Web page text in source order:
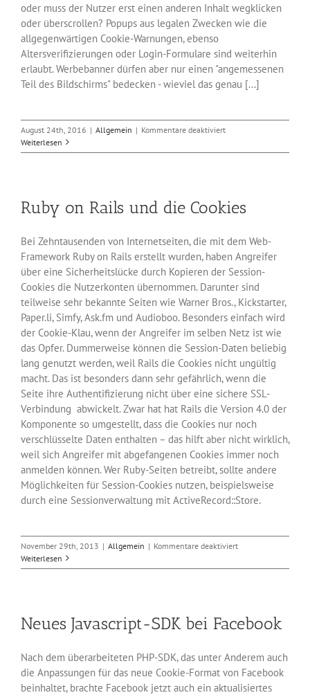
oder muss der Nutzer erst einen anderen Inhalt wegklicken
oder überscrollen? Popups aus legalen Zwecken wie die
allgegenwärtigen Cookie-Warnungen, ebenso
Altersverifizierungen oder Login-Formulare sind weiterhin
erlaubt. Werbebanner dürfen aber nur einen "angemessenen
Teil des Bildschirms" bedecken - wieviel das genau [...]
August 24th, 2016 | Allgemein | Kommentare deaktiviertfür
Google
ab
Weiterlesen
Ruby on Rails und die Cookies
Bei Zehntausenden von Internetseiten, die mit dem Web-
Framework Ruby on Rails erstellt wurden, haben Angreifer
über eine Sicherheitslücke durch Kopieren der Session-
Cookies die Nutzerkonten übernommen. Darunter sind
teilweise sehr bekannte Seiten wie Warner Bros., Kickstarter,
Paper.li, Simfy, Ask.fm und Audioboo. Besonders einfach wird
der Cookie-Klau, wenn der Angreifer im selben Netz ist wie
das Opfer. Dummerweise können die Session-Daten beliebig
lang genutzt werden, weil Rails die Cookies nicht ungültig
macht. Das ist besonders dann sehr gefährlich, wenn die
Seite ihre Authentifizierung nicht über eine sichere SSL-
Verbindung abwickelt. Zwar hat hat Rails die Version 4.0 der
Komponente so umgestellt, dass die Cookies nur noch
verschlüsselte Daten enthalten – das hilft aber nicht wirklich,
weil sich Angreifer mit abgefangenen Cookies immer noch
anmelden können. Wer Ruby-Seiten betreibt, sollte andere
Möglichkeiten für Session-Cookies nutzen, beispielsweise
durch eine Sessionverwaltung mit ActiveRecord::Store.
November 29th, 2013 | Allgemein | Kommentare deaktiviertfür
on
Cookies
Weiterlesen
Neues Javascript-SDK bei Facebook
Nach dem überarbeiteten PHP-SDK, das unter Anderem auch
die Anpassungen für das neue Cookie-Format von Facebook
beinhaltet, brachte Facebook jetzt auch ein aktualisiertes